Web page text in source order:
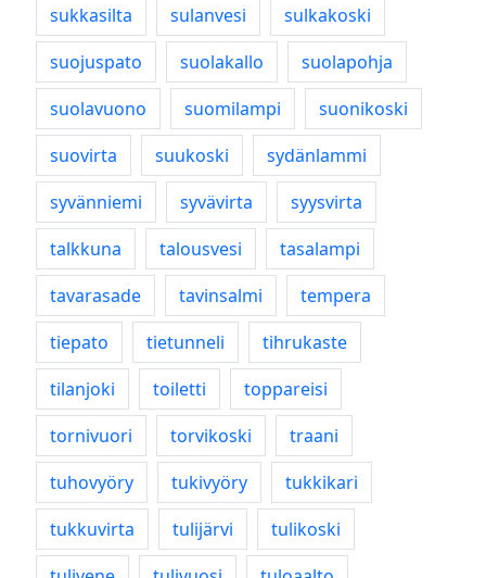
sukkasilta
sulanvesi
sulkakoski
suojuspato
suolakallo
suolapohja
suolavuono
suomilampi
suonikoski
suovirta
suukoski
sydänlammi
syvänniemi
syvävirta
syysvirta
talkkuna
talousvesi
tasalampi
tavarasade
tavinsalmi
tempera
tiepato
tietunneli
tihrukaste
tilanjoki
toiletti
toppareisi
tornivuori
torvikoski
traani
tuhovyöry
tukivyöry
tukkikari
tukkuvirta
tulijärvi
tulikoski